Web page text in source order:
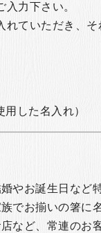
力下さい。
れていただき、
用した名入れ）
婚やお誕生日など
族でお揃いの箸に
など、常連のお